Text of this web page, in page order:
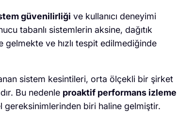
güvenilirliği ve kullanıcı deneyimi
tabanlı sistemlerin aksine, dağıtık
gelmekte ve hızlı tespit edilmediğinde
sistem kesintileri, orta ölçekli bir şirket
Bu nedenle proaktif performans izleme
gereksinimlerinden biri haline gelmiştir.